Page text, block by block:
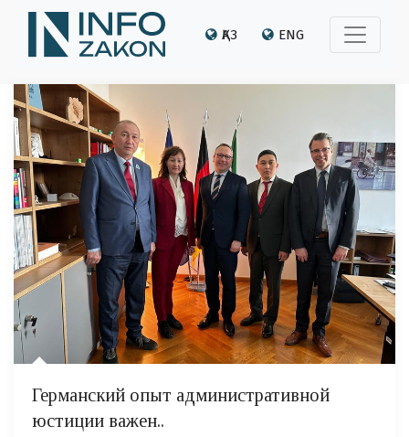
ҚАЗ ENG
Германский опыт административной
юстиции важен..